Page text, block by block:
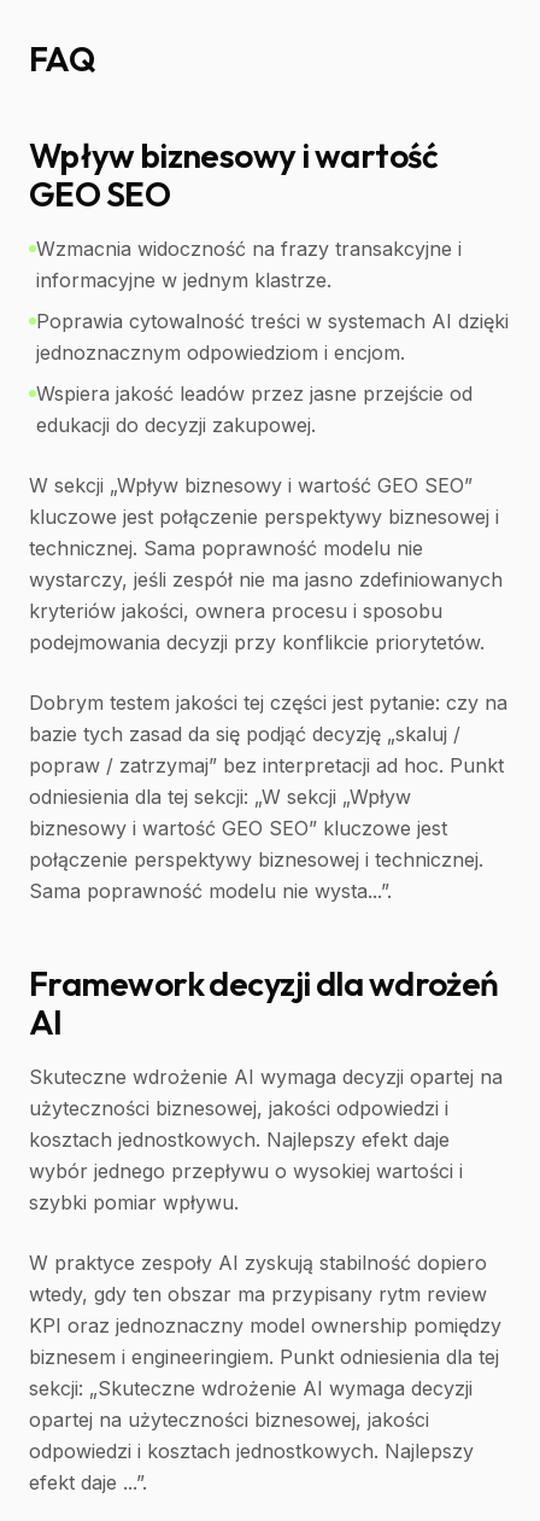
FAQ
Wpływ biznesowy i wartość
GEO SEO
Wzmacnia widoczność na frazy transakcyjne i
informacyjne w jednym klastrze.
Poprawia cytowalność treści w systemach AI dzięki
jednoznacznym odpowiedziom i encjom.
Wspiera jakość leadów przez jasne przejście od
edukacji do decyzji zakupowej.
W sekcji „Wpływ biznesowy i wartość GEO SEO”
kluczowe jest połączenie perspektywy biznesowej i
technicznej. Sama poprawność modelu nie
wystarczy, jeśli zespół nie ma jasno zdefiniowanych
kryteriów jakości, ownera procesu i sposobu
podejmowania decyzji przy konflikcie priorytetów.
Dobrym testem jakości tej części jest pytanie: czy na
bazie tych zasad da się podjąć decyzję „skaluj /
popraw / zatrzymaj” bez interpretacji ad hoc. Punkt
odniesienia dla tej sekcji: „W sekcji „Wpływ
biznesowy i wartość GEO SEO” kluczowe jest
połączenie perspektywy biznesowej i technicznej.
Sama poprawność modelu nie wysta...”.
Framework decyzji dla wdrożeń
AI
Skuteczne wdrożenie AI wymaga decyzji opartej na
użyteczności biznesowej, jakości odpowiedzi i
kosztach jednostkowych. Najlepszy efekt daje
wybór jednego przepływu o wysokiej wartości i
szybki pomiar wpływu.
W praktyce zespoły AI zyskują stabilność dopiero
wtedy, gdy ten obszar ma przypisany rytm review
KPI oraz jednoznaczny model ownership pomiędzy
biznesem i engineeringiem. Punkt odniesienia dla tej
sekcji: „Skuteczne wdrożenie AI wymaga decyzji
opartej na użyteczności biznesowej, jakości
odpowiedzi i kosztach jednostkowych. Najlepszy
efekt daje ...”.